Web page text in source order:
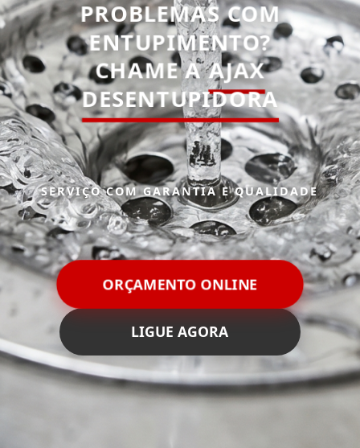
PROBLEMAS COM
ENTUPIMENTO?
CHAME AAJAX
DESENTUPIDORA
SERVIÇO COM GARANTIA E QUALIDADE
ORÇAMENTO ONLINE
LIGUE AGORA